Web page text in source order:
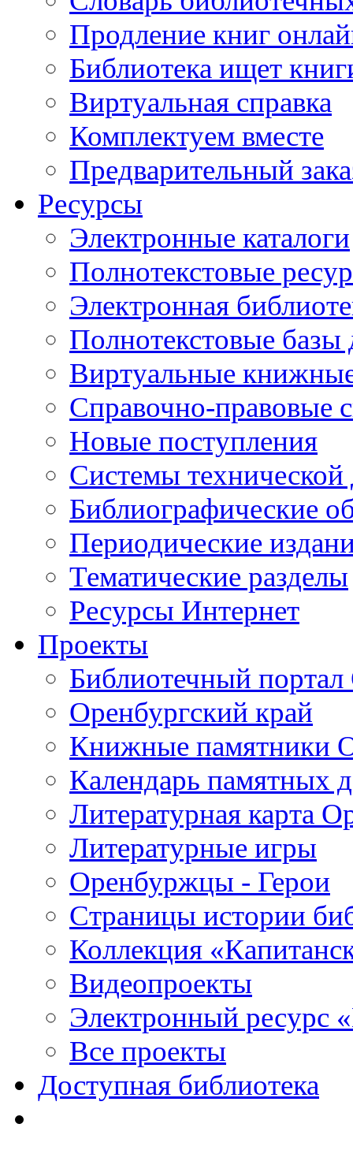
Продление книг
Библиотека ищет
Виртуальная справка
Комплектуем вместе
Предварительный
Ресурсы
Электронные каталоги
Полнотекстовые
Электронная
Полнотекстовые
Виртуальные
Справочно-правовые
Новые поступления
Cистемы
Библиографические
Периодические
Тематические разделы
Ресурсы Интернет
Проекты
Библиотечный портал
Оренбургский край
Книжные памятники
Календарь памятных
Литературная карта
Литературные игры
Оренбуржцы - Герои
Страницы истории
Коллекция
Видеопроекты
Электронный ресурс
Все проекты
Доступная библиотека